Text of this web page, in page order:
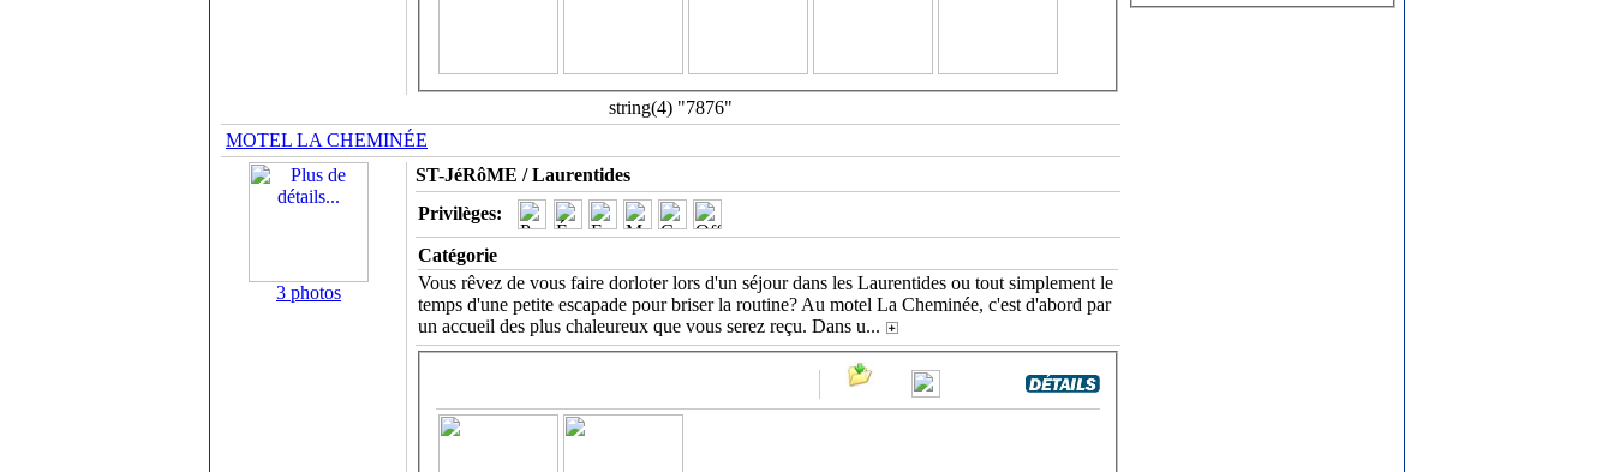
string(4) "7876"
MOTEL LA CHEMINÉE
3 photos
ST-JéRôME / Laurentides
Privilèges:
Catégorie
Vous rêvez de vous faire dorloter lors d'un séjour dans les Laurentides ou tout simplement le
temps d'une petite escapade pour briser la routine? Au motel La Cheminée, c'est d'abord par
un accueil des plus chaleureux que vous serez reçu. Dans u...